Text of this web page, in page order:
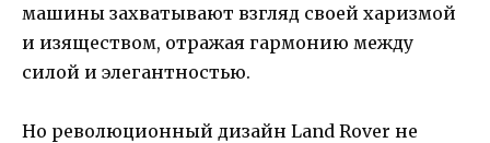
машины захватывают взгляд своей харизмой
и изяществом, отражая гармонию между
силой и элегантностью.
Но революционный дизайн Land Rover не